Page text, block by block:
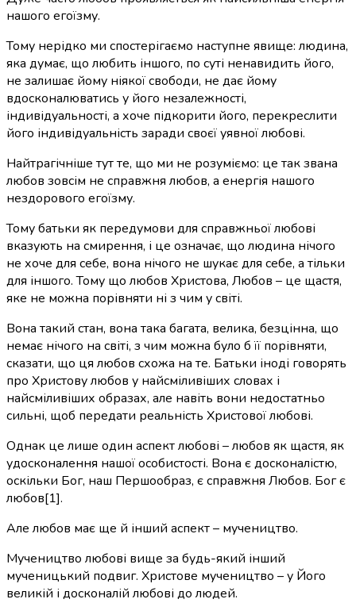
нашого егоїзму.
Тому нерідко ми спостерігаємо наступне явище: людина,
яка думає, що любить іншого, по суті ненавидить його,
не залишає йому ніякої свободи, не дає йому
вдосконалюватись у його незалежності,
індивідуальності, а хоче підкорити його, перекреслити
його індивідуальність заради своєї уявної любові.
Найтрагічніше тут те, що ми не розуміємо: це так звана
любов зовсім не справжня любов, а енергія нашого
нездорового егоїзму.
Тому батьки як передумови для справжньої любові
вказують на смирення, і це означає, що людина нічого
не хоче для себе, вона нічого не шукає для себе, а тільки
для іншого. Тому що любов Христова, Любов – це щастя,
яке не можна порівняти ні з чим у світі.
Вона такий стан, вона така багата, велика, безцінна, що
немає нічого на світі, з чим можна було б її порівняти,
сказати, що ця любов схожа на те. Батьки іноді говорять
про Христову любов у найсміливіших словах і
найсміливіших образах, але навіть вони недостатньо
сильні, щоб передати реальність Христової любові.
Однак це лише один аспект любові – любов як щастя, як
удосконалення нашої особистості. Вона є досконалістю,
оскільки Бог, наш Першообраз, є справжня Любов. Бог є
любов[1].
Але любов має ще й інший аспект – мучеництво.
Мучеництво любові вище за будь-який інший
мученицький подвиг. Христове мучеництво – у Його
великій і досконалій любові до людей.